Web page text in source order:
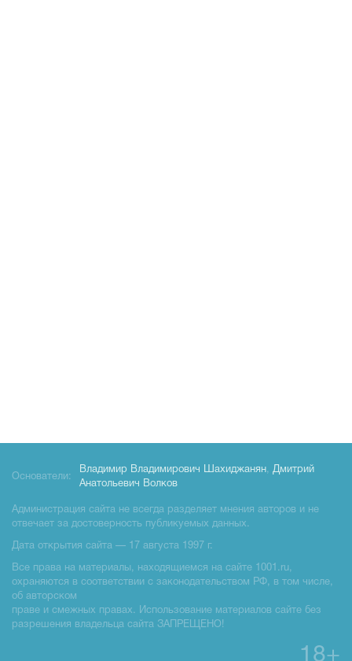
Основатели:
Владимир Владимирович Шахиджанян, Дмитрий
Анатольевич Волков
Администрация сайта не всегда разделяет мнения авторов и не
отвечает за достоверность публикуемых данных.
Дата открытия сайта — 17 августа 1997 г.
Все права на материалы, находящиемся на сайте 1001.ru,
охраняются в соответствии с законодательством РФ, в том числе,
об авторском
праве и смежных правах. Использование материалов сайте без
разрешения владельца сайта ЗАПРЕЩЕНО!
18+